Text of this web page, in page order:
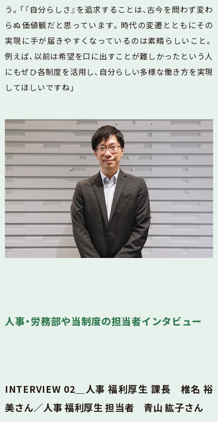
う。「『自分らしさ』を追求することは、古今を問わず変わ
らぬ価値観だと思っています。時代の変遷とともにその
実現に手が届きやすくなっているのは素晴らしいこと。
例えば、以前は希望を口に出すことが難しかったという人
にもぜひ各制度を活用し、自分らしい多様な働き方を実現
してほしいですね」
人事・労務部や当制度の担当者インタビュー
INTERVIEW 02＿人事 福利厚生 課長 椎名 裕
美さん／人事 福利厚生 担当者 青山 紘子さん